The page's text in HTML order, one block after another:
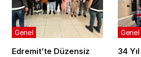
Edremit’te Düzensiz
Genel
34
Genel